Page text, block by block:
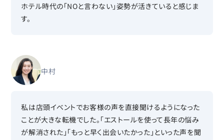
ホテル時代の「NOと言わない」姿勢が活きていると感じま
す。
中村
私は店頭イベントでお客様の声を直接聞けるようになった
ことが大きな転機でした。「エストールを使って長年の悩み
が解消された」「もっと早く出会いたかった」といった声を聞